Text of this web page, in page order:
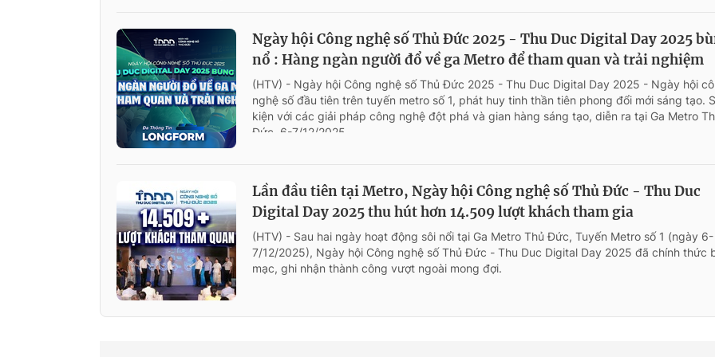
Ngày hội Công nghệ số Thủ Đức 2025 - Thu Duc Digital Day 2025
nổ : Hàng ngàn người đổ về ga Metro để tham quan và trải nghiệm
(HTV) - Ngày hội Công nghệ số Thủ Đức 2025 - Thu Duc Digital Day 2025 - Ngày hội
nghệ số đầu tiên trên tuyến metro số 1, phát huy tinh thần tiên phong đổi mới sáng tạo.
kiện với các giải pháp công nghệ đột phá và gian hàng sáng tạo, diễn ra tại Ga Metro
Đức, 6-7/12/2025.
Lần đầu tiên tại Metro, Ngày hội Công nghệ số Thủ Đức - Thu Duc
Digital Day 2025 thu hút hơn 14.509 lượt khách tham gia
(HTV) - Sau hai ngày hoạt động sôi nổi tại Ga Metro Thủ Đức, Tuyến Metro số 1 (ngày 6-
7/12/2025), Ngày hội Công nghệ số Thủ Đức - Thu Duc Digital Day 2025 đã chính thức
mạc, ghi nhận thành công vượt ngoài mong đợi.